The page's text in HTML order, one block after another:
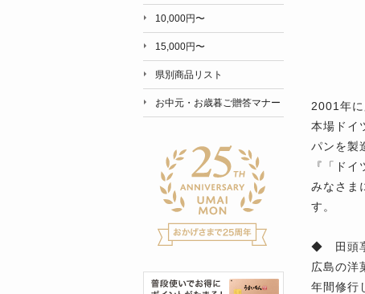
2001年
本場ドイ
パンを製
『「ド
みなさま
す。
◆ 田頭
広島の洋
年間修行
10,000円〜
15,000円〜
県別商品リスト
お中元・お歳暮ご贈答マナー